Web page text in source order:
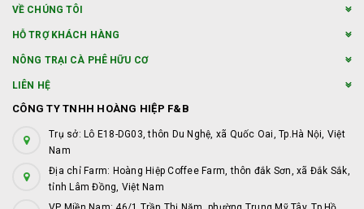
VỀ CHÚNG TÔI
HỖ TRỢ KHÁCH HÀNG
NÔNG TRẠI CÀ PHÊ HỮU CƠ
LIÊN HỆ
CÔNG TY TNHH HOÀNG HIỆP F&B
Trụ sở: Lô E18-DG03, thôn Du Nghệ, xã Quốc Oai, Tp.Hà Nội, Việt
Nam
Địa chỉ Farm: Hoàng Hiệp Coffee Farm, thôn đắk Sơn, xã Đắk Sắk,
tỉnh Lâm Đồng, Việt Nam